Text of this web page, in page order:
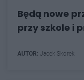
Będą nowe
przy szkole i
AUTOR: Jacek Skorek